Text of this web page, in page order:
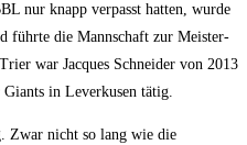
nur knapp ver­passt hat­ten, wur­de
führ­te die Mann­schaft zur Meis­ter­
war Jac­ques Schnei­der von 2013
in Lever­ku­sen tätig.
Zwar nicht so lang wie die